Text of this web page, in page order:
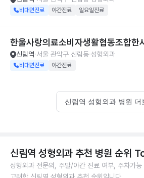
비대면진료 야간진료 일요일진료
한울사랑의료소비자생활협동조합한
신림역 서울 관악구 신림동 성형외과
비대면진료 야간진료
신림역 성형외과 병원 더
신림역 성형외과 추천 병원 순위
성형외과 전문의, 주말/야간 진료 여부, 주차가